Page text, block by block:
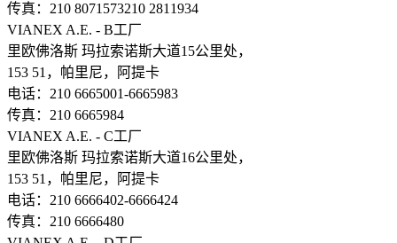
传真：210 8071573210 2811934
VIANEX A.E. - B工厂
里欧佛洛斯 玛拉索诺斯大道15公里处，
153 51，帕里尼，阿提卡
电话：210 6665001-6665983
传真：210 6665984
VIANEX A.E. - C工厂
里欧佛洛斯 玛拉索诺斯大道16公里处，
153 51，帕里尼，阿提卡
电话：210 6666402-6666424
传真：210 6666480